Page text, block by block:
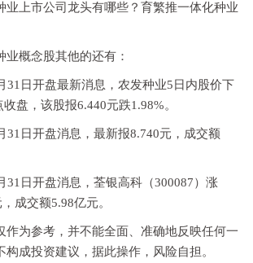
业上市公司龙头有哪些？育繁推一体化种业
业概念股其他的还有：
31日开盘最新消息，农发种业5日内股价下
盘，该股报6.440元跌1.98%。
31日开盘消息，最新报8.740元，成交额
31日开盘消息，荃银高科（300087）涨
成交额5.98亿元。
作为参考，并不能全面、准确地反映任何一
成投资建议，据此操作，风险自担。